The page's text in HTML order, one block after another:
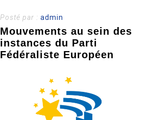
Posté par :admin
Mouvements au sein des
instances du Parti
Fédéraliste Européen